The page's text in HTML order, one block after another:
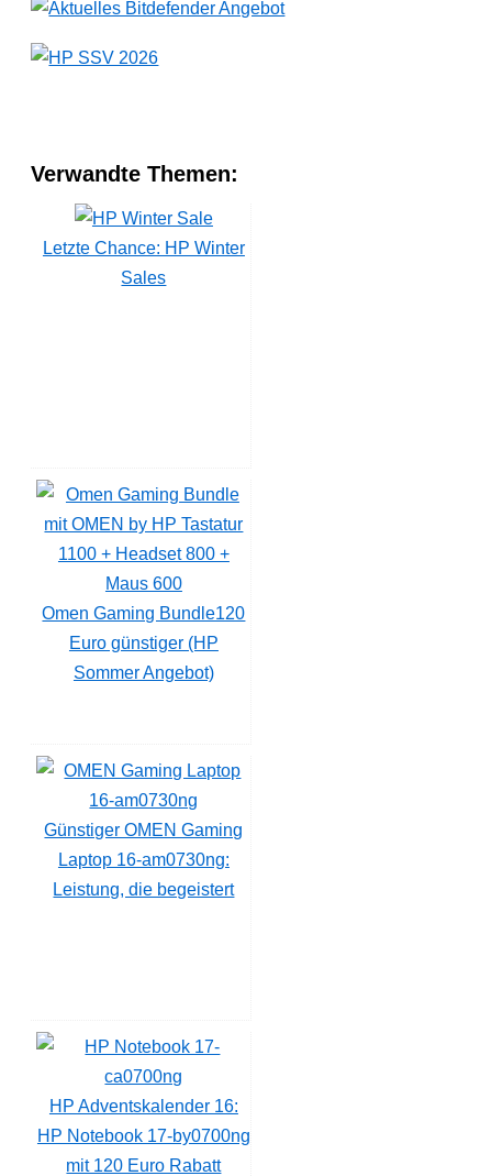
Verwandte Themen:
Letzte Chance: HP Winter
Sales
Omen Gaming Bundle120
Euro günstiger (HP
Sommer Angebot)
Günstiger OMEN Gaming
Laptop 16-am0730ng:
Leistung, die begeistert
HP Adventskalender 16:
HP Notebook 17-by0700ng
mit 120 Euro Rabatt